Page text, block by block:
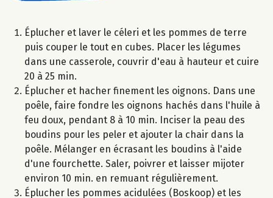
Éplucher et laver le céleri et les pommes de terre
puis couper le tout en cubes. Placer les légumes
dans une casserole, couvrir d'eau à hauteur et cuire
20 à 25 min.
Éplucher et hacher finement les oignons. Dans une
poêle, faire fondre les oignons hachés dans l'huile à
feu doux, pendant 8 à 10 min. Inciser la peau des
boudins pour les peler et ajouter la chair dans la
poêle. Mélanger en écrasant les boudins à l'aide
d'une fourchette. Saler, poivrer et laisser mijoter
environ 10 min. en remuant régulièrement.
Éplucher les pommes acidulées (Boskoop) et les